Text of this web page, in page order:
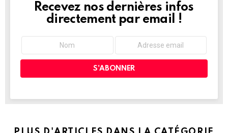
NEWSLETTER
Recevez nos dernières infos
directement par email !